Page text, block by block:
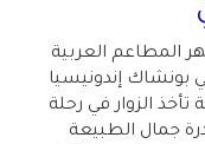
المطاعم العربية
بونشاك إندونيسيا
الزوار في رحلة
جمال الطبيعة